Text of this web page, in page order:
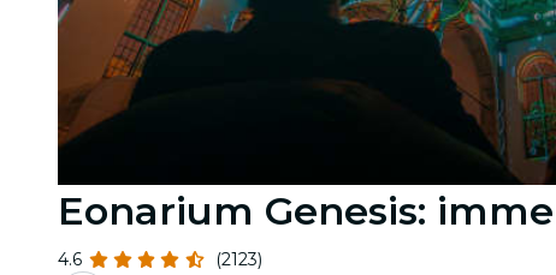
Eonarium Genesis:
4.6 (2123)